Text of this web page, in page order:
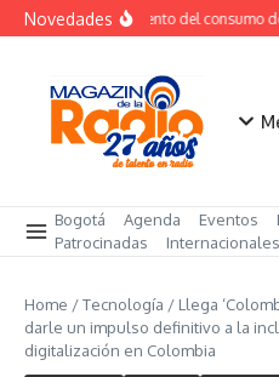
Saltar al contenido
NovedadesCrecimiento del consumo
Bogotá Agenda Eventos
Patrocinadas
Internacionales
Home /Tecnología / Llega
darle un impulso definitivo a la
digitalización en Colombia